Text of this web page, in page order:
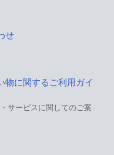
せ
物に関するご利用ガイ
サービスに関してのご案